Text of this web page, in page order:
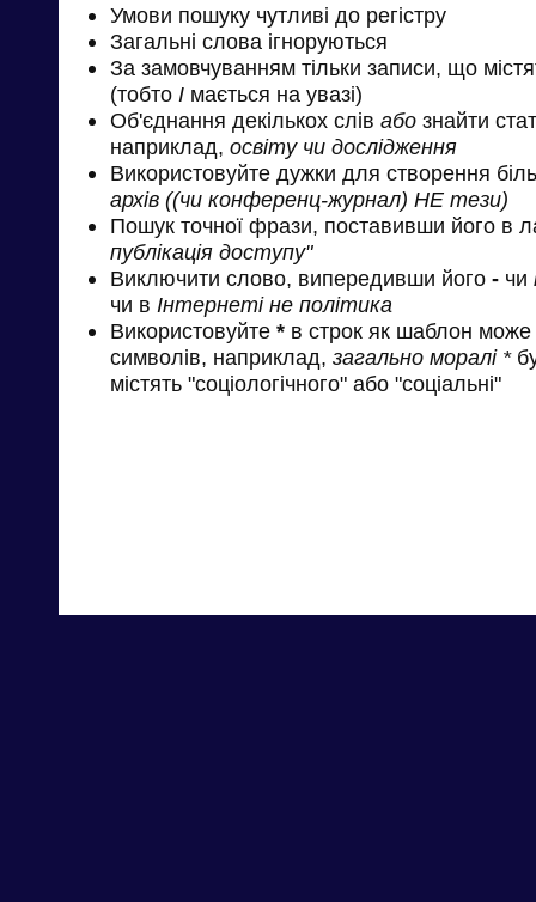
Умови пошуку чутливі до регістру
Загальні слова ігноруються
За замовчуванням тільки записи, що
(тобто І мається на увазі)
Об'єднання декількох слів або знайти
наприклад, освіту чи дослідження
Використовуйте дужки для створення
архів ((чи конференц-журнал) НЕ тези)
Пошук точної фрази, поставивши його в
публікація доступу"
Виключити слово, випередивши його - чи
чи в Інтернеті не політика
Використовуйте * в строк як шаблон може
символів, наприклад, загально моралі *
містять "соціологічного" або "соціальні"